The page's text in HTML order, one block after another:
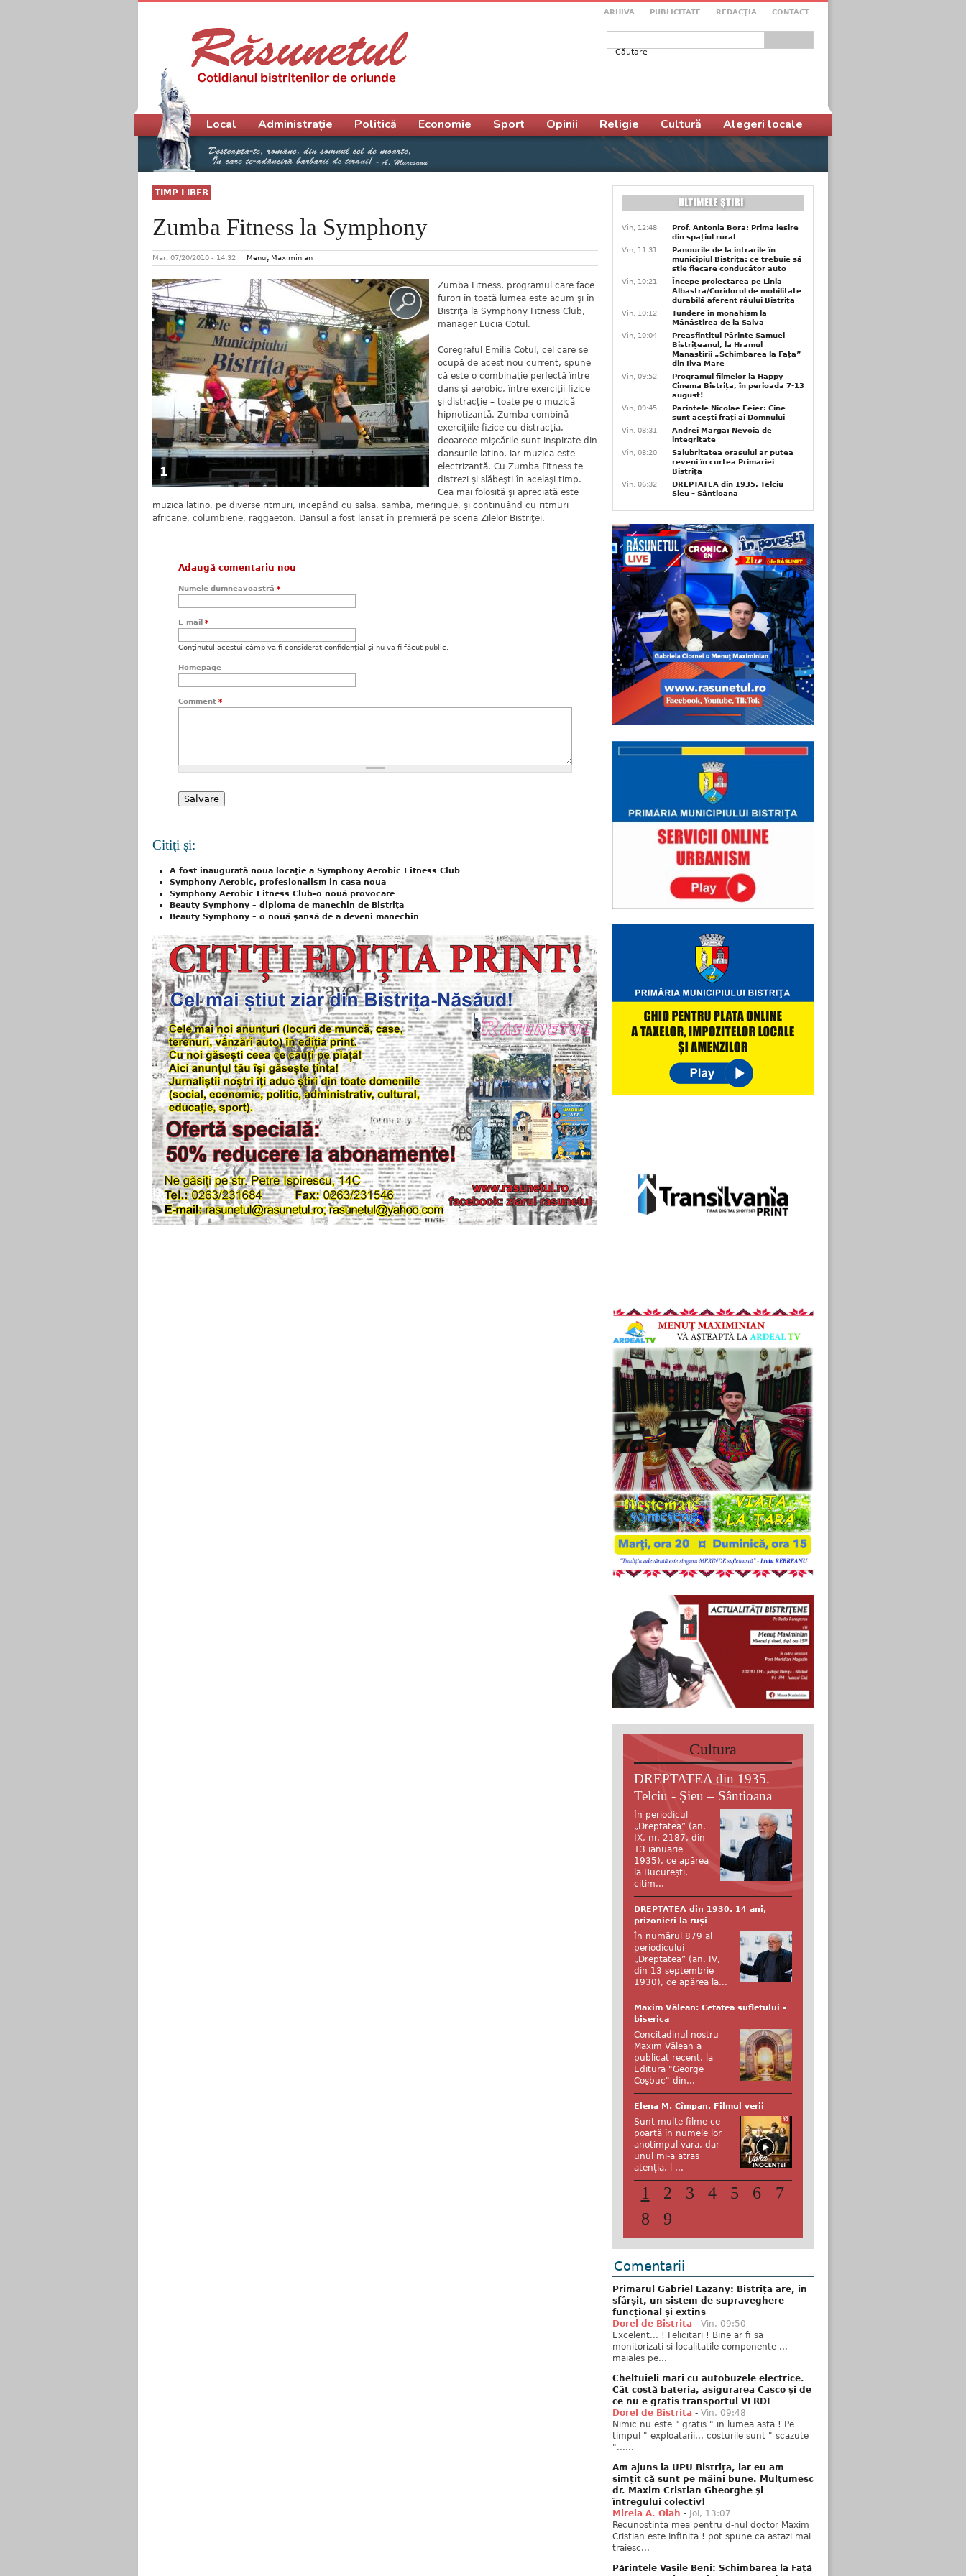
ARHIVA PUBLICITATE REDACŢIA CONTACT
Formular de căutare
TIMP LIBER
Zumba Fitness la Symphony
Mar, 07/20/2010 - 14:32 Menuţ Maximinian
1
Zumba Fitness, programul care face
furori în toată lumea este acum şi în
Bistriţa la Symphony Fitness Club,
manager Lucia Cotul.
Coregraful Emilia Cotul, cel care se
ocupă de acest nou current, spune
că este o combinaţie perfectă între
dans şi aerobic, între exerciţii fizice
şi distracţie – toate pe o muzică
hipnotizantă. Zumba combină
exerciţiile fizice cu distracţia,
deoarece mişcările sunt inspirate din
dansurile latino, iar muzica este
electrizantă. Cu Zumba Fitness te
distrezi şi slăbeşti în acelaşi timp.
Cea mai folosită şi apreciată este
muzica latino, pe diverse ritmuri, incepând cu salsa, samba, meringue, şi continuând cu ritmuri
africane, columbiene, raggaeton. Dansul a fost lansat în premieră pe scena Zilelor Bistriţei.
Adaugă comentariu nou
Numele dumneavoastră *
E-mail *
Conţinutul acestui câmp va fi considerat confidenţial şi nu va fi făcut public.
Homepage
Comment *
Citiţi şi:
A fost inauguratã noua locaţie a Symphony Aerobic Fitness Club
Symphony Aerobic, profesionalism in casa noua
Symphony Aerobic Fitness Club-o nouă provocare
Beauty Symphony – diploma de manechin de Bistriţa
Beauty Symphony – o nouă şansă de a deveni manechin
Meniu principal
Local Administrație Politică Economie Sport Opinii Religie Cultură Alegeri locale
Vin, 12:48
Prof. Antonia Bora: Prima ieșire
din spațiul rural
Vin, 11:31
Panourile de la intrările în
municipiul Bistrița: ce trebuie să
știe fiecare conducător auto
Vin, 10:21
Începe proiectarea pe Linia
Albastră/Coridorul de mobilitate
durabilă aferent râului Bistrița
Vin, 10:12
Tundere în monahism la
Mănăstirea de la Salva
Vin, 10:04
Preasfințitul Părinte Samuel
Bistrițeanul, la Hramul
Mănăstirii „Schimbarea la Față”
din Ilva Mare
Vin, 09:52
Programul filmelor la Happy
Cinema Bistrița, în perioada 7-13
august!
Vin, 09:45
Părintele Nicolae Feier: Cine
sunt acești frați ai Domnului
Vin, 08:31
Andrei Marga: Nevoia de
integritate
Vin, 08:20
Salubritatea orașului ar putea
reveni în curtea Primăriei
Bistrița
Vin, 06:32
DREPTATEA din 1935. Telciu -
Șieu – Sântioana
Cultura
DREPTATEA din 1935.
Telciu - Șieu – Sântioana
În periodicul
„Dreptatea” (an.
IX, nr. 2187, din
13 ianuarie
1935), ce apărea
la București,
citim...
DREPTATEA din 1930. 14 ani,
prizonieri la ruși
În numărul 879 al
periodicului
„Dreptatea” (an. IV,
din 13 septembrie
1930), ce apărea la...
Maxim Vălean: Cetatea sufletului -
biserica
Concitadinul nostru
Maxim Vălean a
publicat recent, la
Editura "George
Coşbuc" din...
Elena M. Cîmpan. Filmul verii
Sunt multe filme ce
poartă în numele lor
anotimpul vara, dar
unul mi-a atras
atenția, l-...
1 2 3 4 5 6
7
8
9
Comentarii
Primarul Gabriel Lazany: Bistrița are, în
sfârșit, un sistem de supraveghere
funcțional și extins
Dorel de Bistrita - Vin, 09:50
Excelent... ! Felicitari ! Bine ar fi sa
monitorizati si localitatile componente ...
maiales pe...
Cheltuieli mari cu autobuzele electrice.
Cât costă bateria, asigurarea Casco și de
ce nu e gratis transportul VERDE
Dorel de Bistrita - Vin, 09:48
Nimic nu este " gratis " in lumea asta ! Pe
timpul " exploatarii... costurile sunt " scazute
"......
Am ajuns la UPU Bistrița, iar eu am
simțit că sunt pe mâini bune. Mulţumesc
dr. Maxim Cristian Gheorghe şi
întregului colectiv!
Mirela A. Olah - Joi, 13:07
Recunostinta mea pentru d-nul doctor Maxim
Cristian este infinita ! pot spune ca astazi mai
traiesc...
Părintele Vasile Beni: Schimbarea la Față